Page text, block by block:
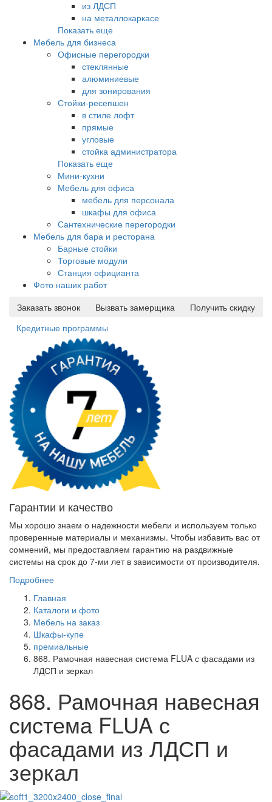
из ЛДСП
на металлокаркасе
Показать еще
Мебель для бизнеса
Офисные перегородки
стеклянные
алюминиевые
для зонирования
Стойки-ресепшен
в стиле лофт
прямые
угловые
стойка администратора
Показать еще
Мини-кухни
Мебель для офиса
мебель для персонала
шкафы для офиса
Сантехнические перегородки
Мебель для бара и ресторана
Барные стойки
Торговые модули
Станция официанта
Фото наших работ
Заказать звонок
Вызвать замерщика
Получить скидку
Кредитные программы
Гарантии и качество
Мы хорошо знаем о надежности мебели и используем только
проверенные материалы и механизмы. Чтобы избавить вас от
сомнений, мы предоставляем гарантию на раздвижные
системы на срок до 7-ми лет в зависимости от производителя.
Подробнее
Главная
Каталоги и фото
Мебель на заказ
Шкафы-купе
премиальные
868. Рамочная навесная система FLUA с фасадами из
ЛДСП и зеркал
868. Рамочная навесная
система FLUA с
фасадами из ЛДСП и
зеркал